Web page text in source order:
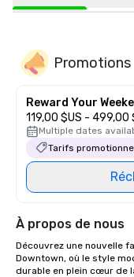
Promotions
Reward Your
119,00 $US - 499,00
Multiple dates
Tarifs
À propos de nous
Découvrez une nouvelle
Downtown, où le style
durable en plein cœur de